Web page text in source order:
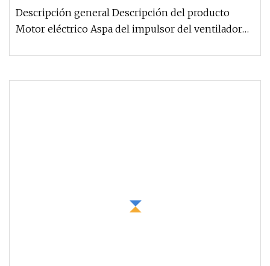
personalizado
Descripción general Descripción del producto
Motor eléctrico Aspa del impulsor del ventilador